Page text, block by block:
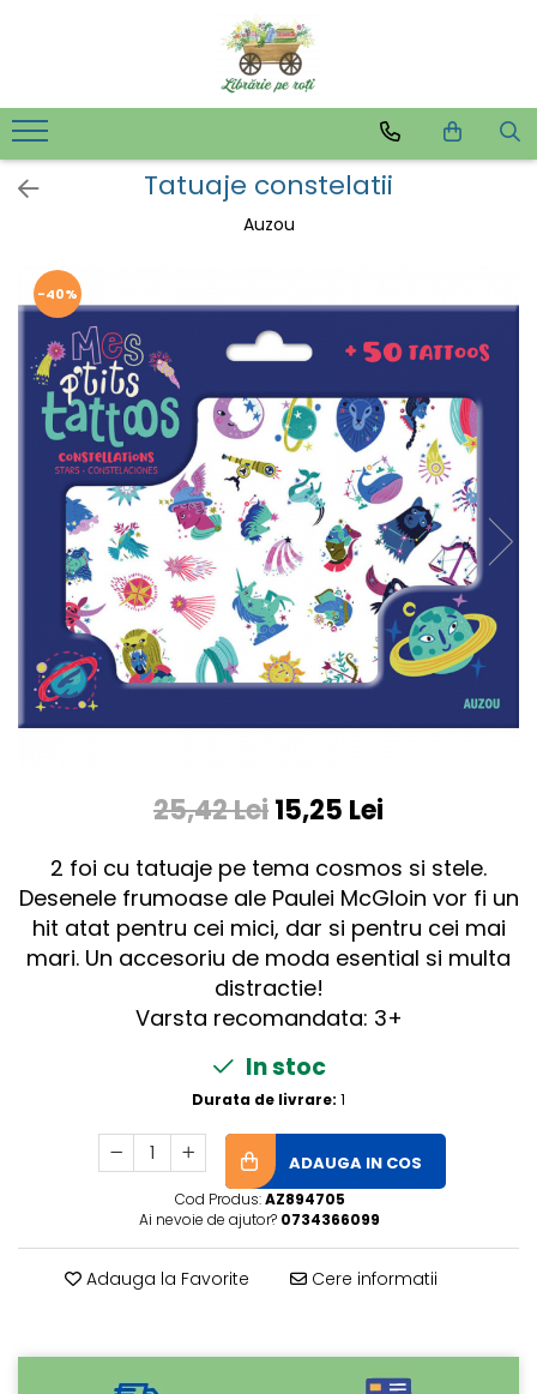
Tatuaje constelatii
Auzou
-40%
25,42 Lei15,25 Lei
2 foi cu tatuaje pe tema cosmos si stele.
Desenele frumoase ale Paulei McGloin vor fi un
hit atat pentru cei mici, dar si pentru cei mai
mari. Un accesoriu de moda esential si multa
distractie!
Varsta recomandata: 3+
In stoc
Durata de livrare: 1
ADAUGA IN COS
Cod Produs: AZ894705
Ai nevoie de ajutor? 0734366099
Adauga la Favorite Cere informatii